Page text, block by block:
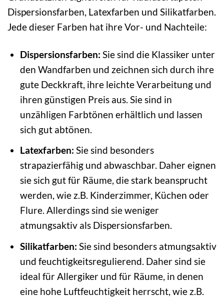
Dispersionsfarben, Latexfarben und Silikatfarben.
Jede dieser Farben hat ihre Vor- und Nachteile:
Dispersionsfarben: Sie sind die Klassiker unter
den Wandfarben und zeichnen sich durch ihre
gute Deckkraft, ihre leichte Verarbeitung und
ihren günstigen Preis aus. Sie sind in
unzähligen Farbtönen erhältlich und lassen
sich gut abtönen.
Latexfarben: Sie sind besonders
strapazierfähig und abwaschbar. Daher eignen
sie sich gut für Räume, die stark beansprucht
werden, wie z.B. Kinderzimmer, Küchen oder
Flure. Allerdings sind sie weniger
atmungsaktiv als Dispersionsfarben.
Silikatfarben: Sie sind besonders atmungsaktiv
und feuchtigkeitsregulierend. Daher sind sie
ideal für Allergiker und für Räume, in denen
eine hohe Luftfeuchtigkeit herrscht, wie z.B.